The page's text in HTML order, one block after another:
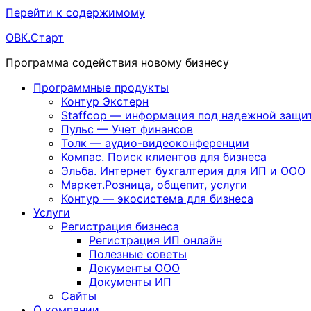
Перейти к содержимому
ОВК.Старт
Программа содействия новому бизнесу
Программные продукты
Контур Экстерн
Staffcop — информация под надежной
Пульс — Учет финансов
Толк — аудио-видеоконференции
Компас. Поиск клиентов для бизнеса
Эльба. Интернет бухгалтерия для ИП и ООО
Маркет.Розница, общепит, услуги
Контур — экосистема для бизнеса
Услуги
Регистрация бизнеса
Регистрация ИП онлайн
Полезные советы
Документы ООО
Документы ИП
Сайты